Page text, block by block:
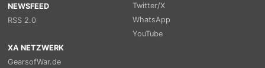
NEWSFEED
RSS 2.0
Twitter/X
WhatsApp
YouTube
XA NETZWERK
GearsofWar.de